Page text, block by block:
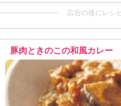
広告の後にレシ
豚肉ときのこの和風カレー